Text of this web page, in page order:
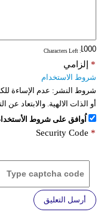
: Characters Left
إلزامي *
شروط الاستخدام
شروط النشر: عدم الإساءة
أو الذات الالهية. والابتعاد
اُوافق على شروط
Security Code *
أرسل التعليق